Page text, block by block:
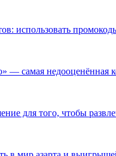
использовать
— самая недооценённая
для того, чтобы